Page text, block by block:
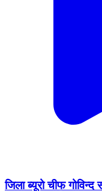
जिला ब्यूरो चीफ